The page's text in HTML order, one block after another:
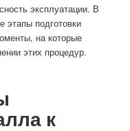
эксплуатации. В
этапы подготовки
на которые
этих процедур.
к